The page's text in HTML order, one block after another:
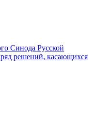
Синода Русской
решений, касающихся